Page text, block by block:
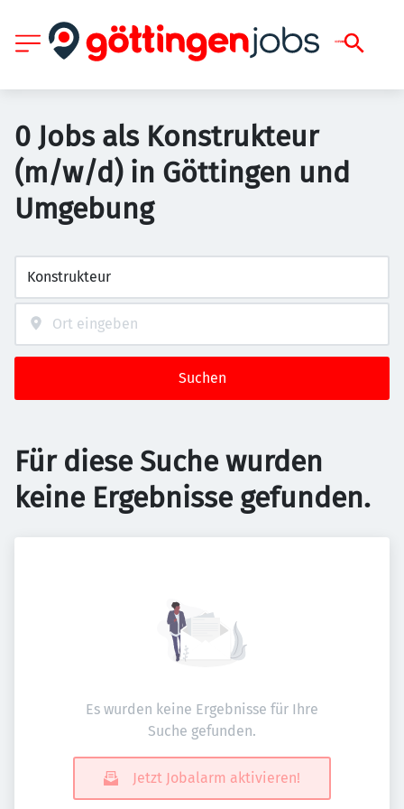
0 Jobs als Konstrukteur
(m/w/d) in Göttingen und
Umgebung
Suchen
Für diese Suche wurden
keine Ergebnisse gefunden.
Es wurden keine Ergebnisse für Ihre
Suche gefunden.
Jetzt Jobalarm aktivieren!